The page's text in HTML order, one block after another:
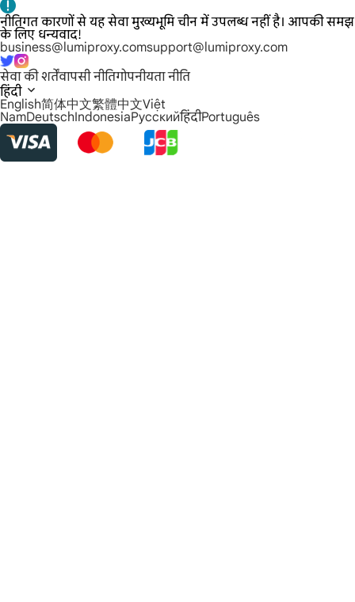
नीतिगत कारणों से यह सेवा मुख्यभूमि चीन में उपलब्ध नहीं है। आपकी समझ
के लिए धन्यवाद!
business@lumiproxy.comsupport@lumiproxy.com
सेवा की शर्तेंवापसी नीतिगोपनीयता नीति
हिंदी
English简体中文繁體中文Việt
NamDeutschIndonesiaРусскийहिंदीPortuguês